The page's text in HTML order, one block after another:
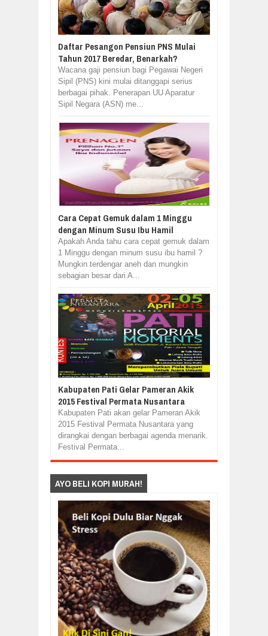
Daftar Pesangon Pensiun PNS Mulai
Tahun 2017 Beredar, Benarkah?
Wacana gaji pensiun bagi Pegawai Negeri
Sipil (PNS) kini mulai ditanggapi serius
berbagai pihak. Penerapan UU Aparatur
Sipil Negara (ASN) me...
Cara Cepat Gemuk dalam 1 Minggu
dengan Minum Susu Ibu Hamil
Apakah Anda tahu cara cepat gemuk dalam
1 Minggu dengan minum susu ibu hamil ?
Mungkin terdengar aneh dan mungkin
sebagian besar dari A...
Kabupaten Pati Gelar Pameran Akik
2015 Festival Permata Nusantara
Kabupaten Pati akan gelar Pameran Akik
2015 Festival Permata Nusantara yang
dirangkai dengan berbagai agenda menarik.
Festival Permata...
AYO BELI KOPI MURAH!